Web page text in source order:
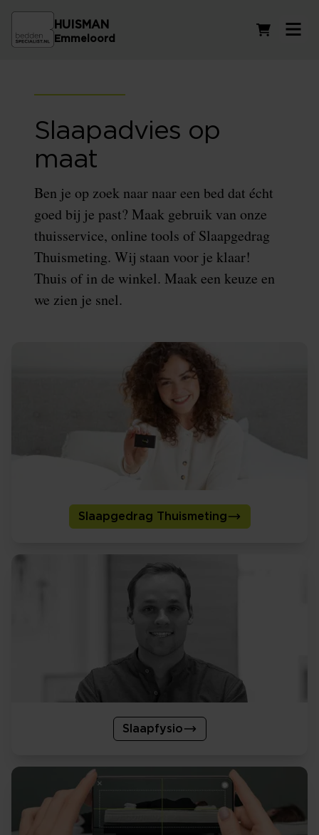
HUISMAN
Emmeloord
Slaapadvies op
maat
Ben je op zoek naar naar een bed dat écht
goed bij je past? Maak gebruik van onze
thuisservice, online tools of Slaapgedrag
Thuismeting. Wij staan voor je klaar!
Thuis of in de winkel. Maak een keuze en
we zien je snel.
Slaapgedrag Thuismeting
Slaapfysio